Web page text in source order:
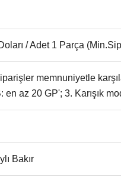
/ Adet 1 Parça
memnuniyetle
en az 20 GP'; 3. Karışık
Bakır